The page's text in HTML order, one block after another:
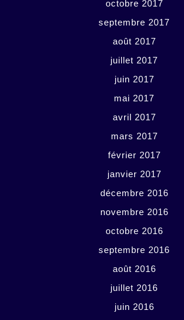
octobre 2017
septembre 2017
août 2017
juillet 2017
juin 2017
mai 2017
avril 2017
mars 2017
février 2017
janvier 2017
décembre 2016
novembre 2016
octobre 2016
septembre 2016
août 2016
juillet 2016
juin 2016